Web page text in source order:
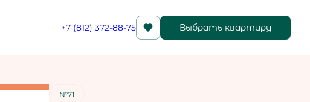
+7 (812) 372-88-75 Выбрать квартиру
Забронировать
№71